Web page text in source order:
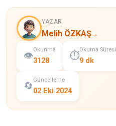
YAZAR
Melih ÖZKAŞ→
👁️
Okunma
3128 ⏱️
Okuma Süresi
9 dk
🔄
Güncelleme
02 Eki 2024